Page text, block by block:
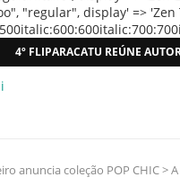
4º FLIPARACATU REÚNE
anuncia coleção POP CHIC>